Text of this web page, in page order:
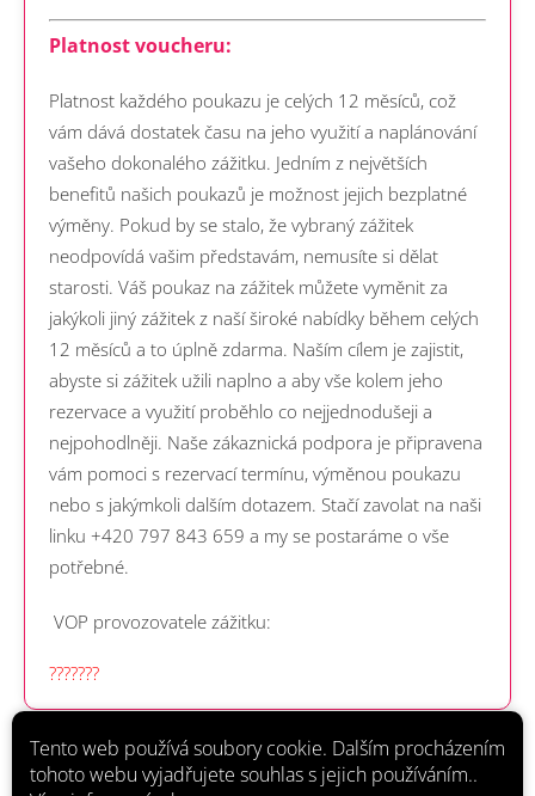
Tento web používá soubory cookie. Dalším procházením
tohoto webu vyjadřujete souhlas s jejich používáním..
Platnost voucheru:
Platnost každého poukazu je celých 12 měsíců, což
vám dává dostatek času na jeho využití a naplánování
vašeho dokonalého zážitku. Jedním z největších
benefitů našich poukazů je možnost jejich bezplatné
výměny. Pokud by se stalo, že vybraný zážitek
neodpovídá vašim představám, nemusíte si dělat
starosti. Váš poukaz na zážitek můžete vyměnit za
jakýkoli jiný zážitek z naší široké nabídky během celých
12 měsíců a to úplně zdarma. Naším cílem je zajistit,
abyste si zážitek užili naplno a aby vše kolem jeho
rezervace a využití proběhlo co nejjednodušeji a
nejpohodlněji. Naše zákaznická podpora je připravena
vám pomoci s rezervací termínu, výměnou poukazu
nebo s jakýmkoli dalším dotazem. Stačí zavolat na naši
linku +420 797 843 659 a my se postaráme o vše
potřebné.
VOP provozovatele zážitku:
???????